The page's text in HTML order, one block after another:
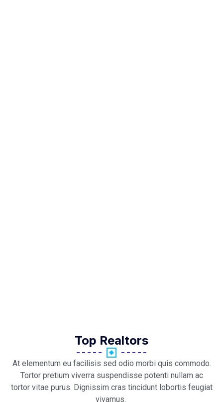
Top Realtors
At elementum eu facilisis sed odio morbi quis commodo.
Tortor pretium viverra suspendisse potenti nullam ac
tortor vitae purus. Dignissim cras tincidunt lobortis feugiat
vivamus.